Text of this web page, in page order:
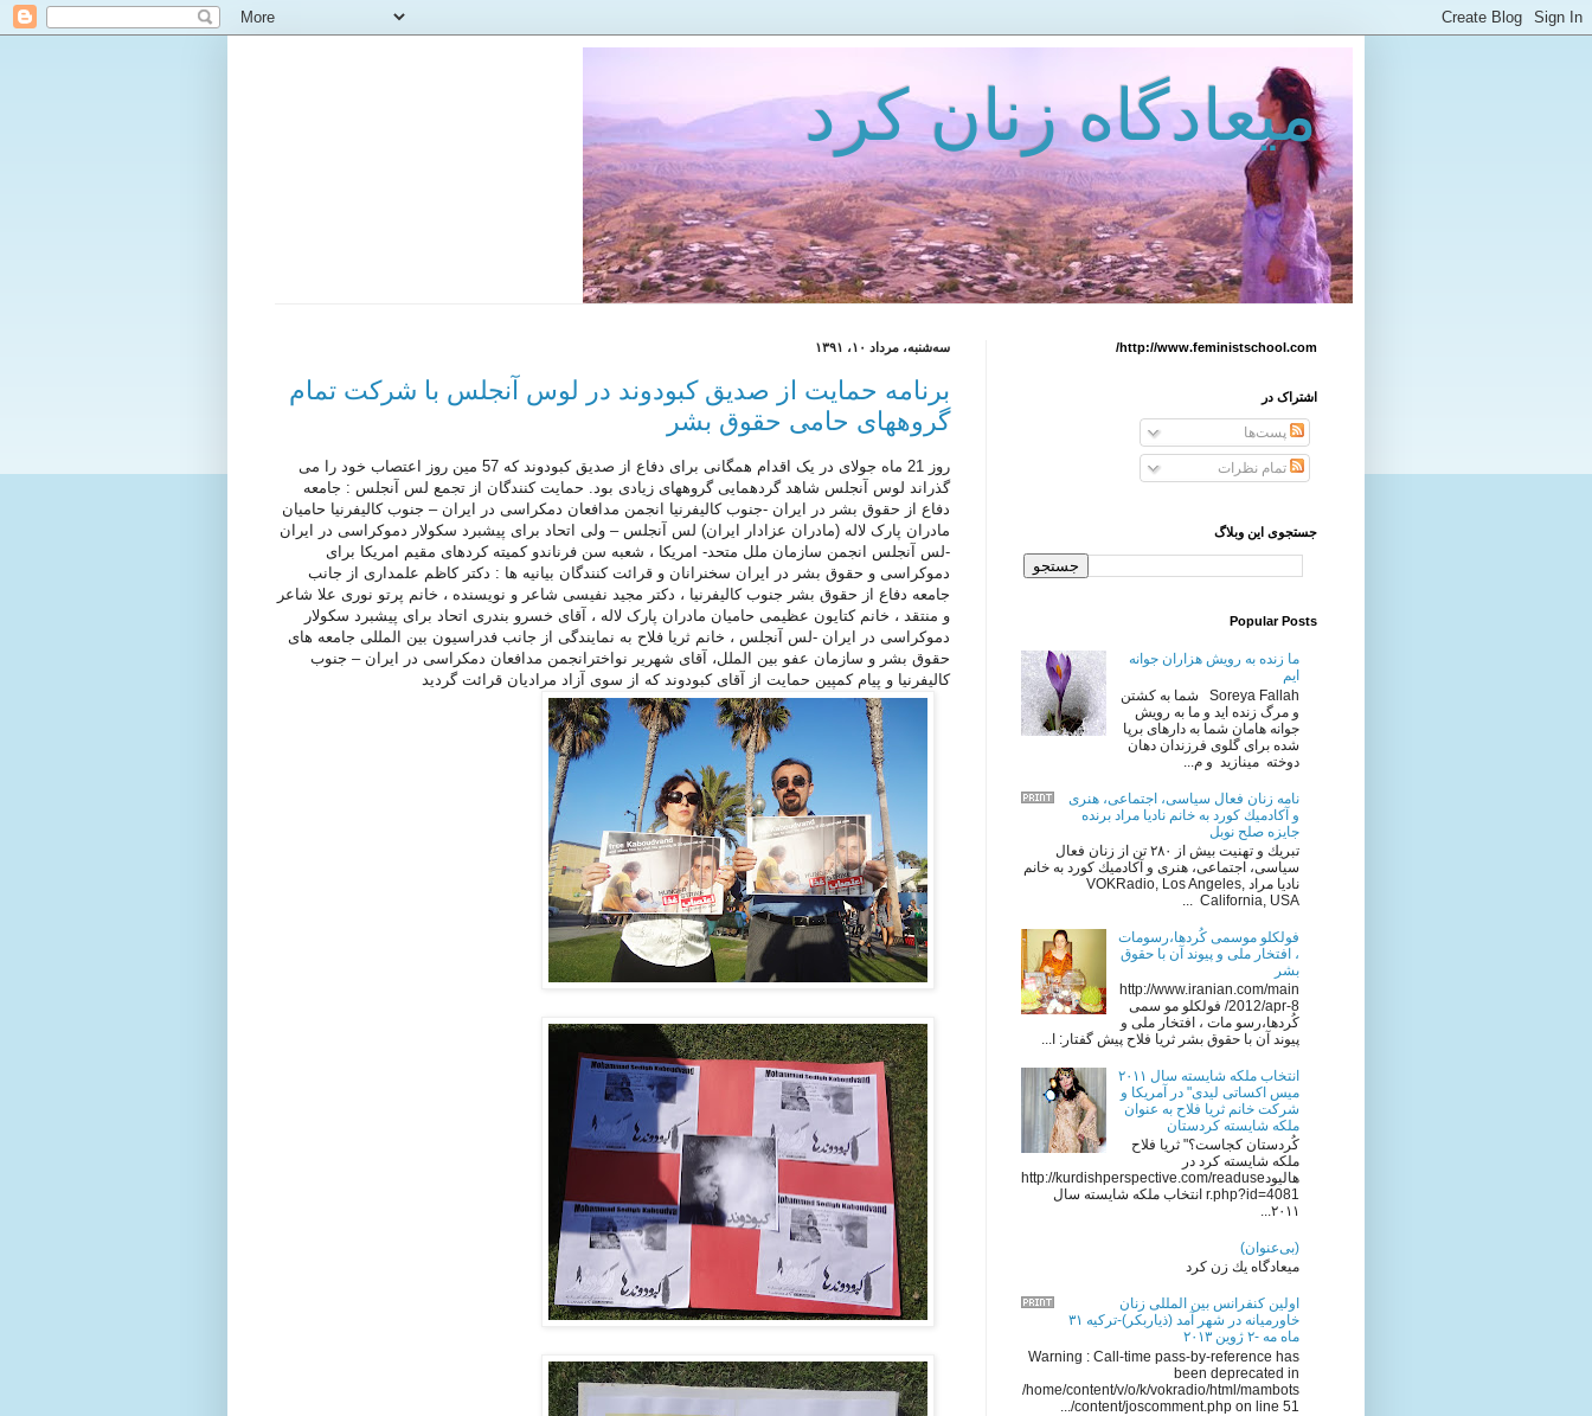
میعادگاه زنان كرد
سه‌شنبه، مرداد ۱۰، ۱۳۹۱
برنامه حمایت از صدیق کبودوند در لوس آنجلس با شرکت تمام
گروههای حامی حقوق بشر
روز 21 ماه جولای در یک اقدام همگانی برای دفاع از صدیق کبودوند که 57 مین روز اعتصاب خود را می
گذراند لوس آنجلس شاهد گردهمایی گروههای زیادی بود. حمایت کنندگان از تجمع لس آنجلس : جامعه
دفاع از حقوق بشر در ایران -جنوب کالیفرنیا انجمن مدافعان دمکراسی در ایران – جنوب کالیفرنیا حامیان
مادران پارک لاله (مادران عزادار ایران) لس آنجلس – ولی اتحاد برای پیشبرد سکولار دموکراسی در ایران
-لس آنجلس انجمن سازمان ملل متحد- امریکا ، شعبه سن فرناندو کمیته کردهای مقیم امریکا برای
دموکراسی و حقوق بشر در ایران سخنرانان و قرائت کنندگان بیانیه ها : دکتر کاظم علمداری از جانب
جامعه دفاع از حقوق بشر جنوب کالیفرنیا ، دکتر مجید نفیسی شاعر و نویسنده ، خانم پرتو نوری علا شاعر
و منتقد ، خانم کتایون عظیمی حامیان مادران پارک لاله ، آقای خسرو بندری اتحاد برای پیشبرد سکولار
دموکراسی در ایران -لس آنجلس ، خانم ثریا فلاح به نمایندگی از جانب فدراسیون بین المللی جامعه های
حقوق بشر و سازمان عفو بین الملل، آقای شهریر نواخترانجمن مدافعان دمکراسی در ایران – جنوب
کالیفرنیا و پیام کمپین حمایت از آقای کبودوند که از سوی آزاد مرادیان قرائت گردید
http://www.feministschool.com/
اشتراک در
پست‌ها
تمام نظرات
جستجوی این وبلاگ
Popular Posts
ما زنده به رویش هزاران جوانه
ایم
Soreya Fallah شما به كشتن
و مرگ زنده ايد و ما به رويش
جوانه هامان شما به دارهای برپا
شده برای گلوی فرزندان دهان
دوخته مینازید و م...
نامه زنان فعال سياسى، اجتماعى، هنرى
و آكادميك كورد به خانم ناديا مراد برنده
جایزه صلح نوبل
تبريك و تهنيت بيش از ٢٨٠ تن از زنان فعال
سياسى، اجتماعى، هنرى و آكادميك كورد به خانم
ناديا مراد VOKRadio, Los Angeles,
California, USA ...
فولکلو موسمی کُردها،رسومات
، افتخار ملی و پیوند آن با حقوق
بشر
http://www.iranian.com/main
/2012/apr-8 فولکلو مو سمی
کُردها،رسو مات ، افتخار ملی و
پیوند آن با حقوق بشر ثریا فلاح پیش گفتار: ا...
انتخاب ملکه شایسته سال ٢٠١١
میس اکساتی لیدی" در آمریکا و
شرکت خانم ثریا فلاح به عنوان
ملکه شایسته کردستان
کُردستان کجاست؟" ثریا فلاح
ملکه شایسته کرد در
هالیودhttp://kurdishperspective.com/readuse
r.php?id=4081 انتخاب ملکه شایسته سال
٢٠١١...
(بی‌عنوان)
میعادگاه یك زن كرد
اولين كنفرانس بين المللى زنان
خاورميانه در شهر آمد (ذياربكر)-تركيه ٣١
ماه مه -٢ ژوين ٢٠١٣
Warning : Call-time pass-by-reference has
been deprecated in
/home/content/v/o/k/vokradio/html/mambots
/content/joscomment.php on line 51...